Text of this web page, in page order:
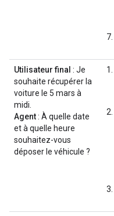
Utilisateur final : Je
souhaite récupérer la
voiture le 5 mars à
midi.
Agent: À quelle date
et à quelle heure
souhaitez-vous
déposer le véhicule ?